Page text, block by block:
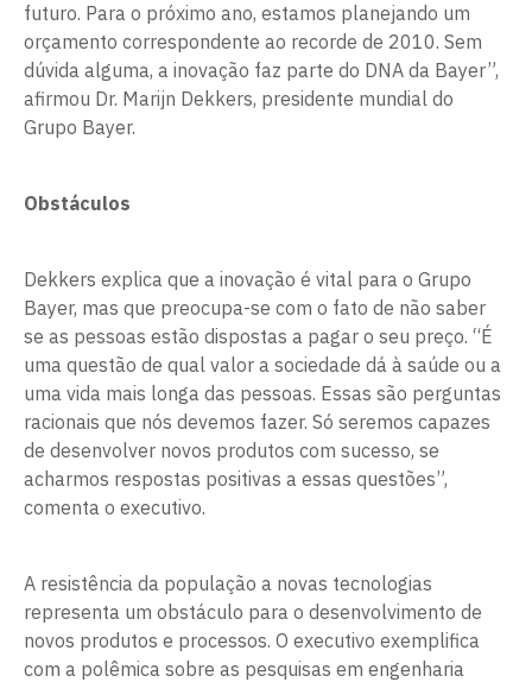
futuro. Para o próximo ano, estamos planejando um
orçamento correspondente ao recorde de 2010. Sem
dúvida alguma, a inovação faz parte do DNA da Bayer”,
afirmou Dr. Marijn Dekkers, presidente mundial do
Grupo Bayer.
Obstáculos
Dekkers explica que a inovação é vital para o Grupo
Bayer, mas que preocupa-se com o fato de não saber
se as pessoas estão dispostas a pagar o seu preço. “É
uma questão de qual valor a sociedade dá à saúde ou a
uma vida mais longa das pessoas. Essas são perguntas
racionais que nós devemos fazer. Só seremos capazes
de desenvolver novos produtos com sucesso, se
acharmos respostas positivas a essas questões”,
comenta o executivo.
A resistência da população a novas tecnologias
representa um obstáculo para o desenvolvimento de
novos produtos e processos. O executivo exemplifica
com a polêmica sobre as pesquisas em engenharia